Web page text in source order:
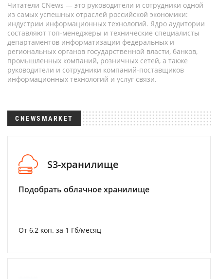
Читатели CNews — это руководители и сотрудники одной
из самых успешных отраслей российской экономики:
индустрии информационных технологий. Ядро аудитории
составляют топ-менеджеры и технические специалисты
департаментов информатизации федеральных и
региональных органов государственной власти, банков,
промышленных компаний, розничных сетей, а также
руководители и сотрудники компаний-поставщиков
информационных технологий и услуг связи.
CNEWSMARKET
S3-хранилище
Подобрать облачное хранилище
От 6,2 коп. за 1 Гб/месяц